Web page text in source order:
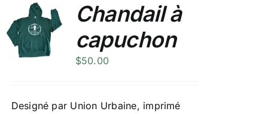
Chandail à
capuchon
$50.00
Designé par Union Urbaine, imprimé